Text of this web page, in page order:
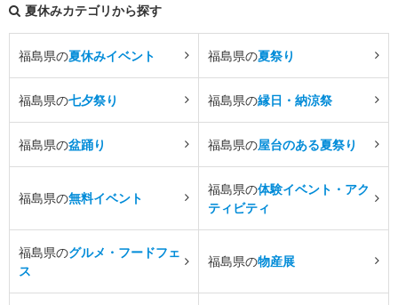
夏休みカテゴリから探す
福島県の夏休みイベント 福島県の夏祭り
福島県の七夕祭り 福島県の縁日・納涼祭
福島県の盆踊り 福島県の屋台のある夏祭り
福島県の無料イベント
福島県の体験イベント・アク
ティビティ
福島県のグルメ・フードフェ
ス
福島県の物産展